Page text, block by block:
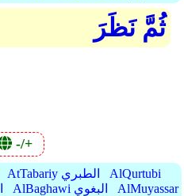
ثُمَّ نَظَرَ
-/+
AtTabariy الطبري
AlQurtubi
AlBaghawi البغوي
AlMuyassar